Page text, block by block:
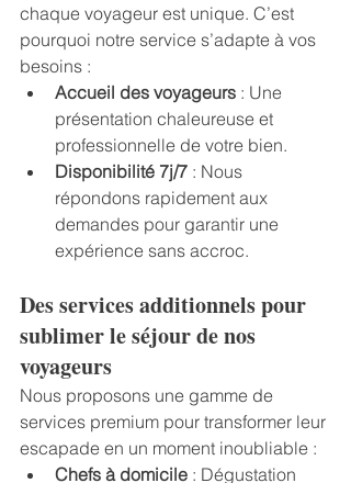
chaque voyageur est unique. C’est
pourquoi notre service s’adapte à vos
besoins :
Accueil des voyageurs : Une
présentation chaleureuse et
professionnelle de votre bien.
Disponibilité 7j/7 : Nous
répondons rapidement aux
demandes pour garantir une
expérience sans accroc.
Des services additionnels pour
sublimer le séjour de nos
voyageurs
Nous proposons une gamme de
services premium pour transformer leur
escapade en un moment inoubliable :
Chefs à domicile : Dégustation